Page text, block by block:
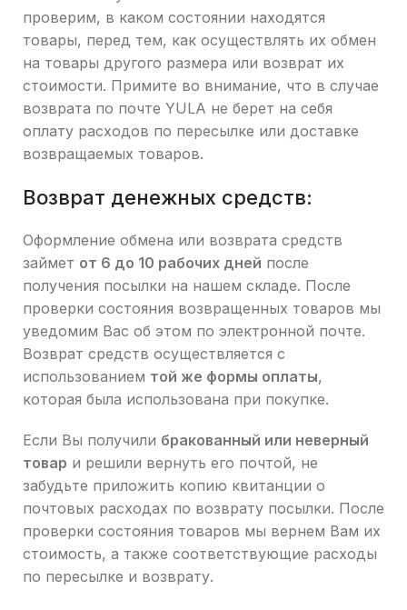
проверим, в каком состоянии находятся
товары, перед тем, как осуществлять их обмен
на товары другого размера или возврат их
стоимости. Примите во внимание, что в случае
возврата по почте YULA не берет на себя
оплату расходов по пересылке или доставке
возвращаемых товаров.
Возврат денежных средств:
Оформление обмена или возврата средств
займет от 6 до 10 рабочих дней после
получения посылки на нашем складе. После
проверки состояния возвращенных товаров мы
уведомим Вас об этом по электронной почте.
Возврат средств осуществляется с
использованием той же формы оплаты,
которая была использована при покупке.
Если Вы получили бракованный или неверный
товар и решили вернуть его почтой, не
забудьте приложить копию квитанции о
почтовых расходах по возврату посылки. После
проверки состояния товаров мы вернем Вам их
стоимость, а также соответствующие расходы
по пересылке и возврату.